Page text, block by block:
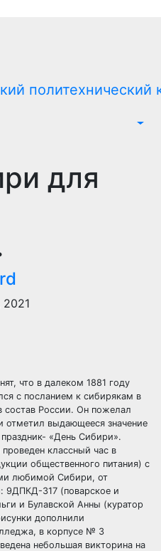
для
2021
что в далеком 1881 году
с посланием к сибирякам в
состав России. Он пожелал
отметил выдающееся значение
«День Сибири».
классный час в
общественного питания) с
любимой Сибири, от
9ДПКД-317 (поварское и
и Булавской Анны (куратор
дополнили
в корпусе № 3
небольшая викторина на